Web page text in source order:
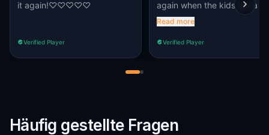
it again!♡♡♡♡♡
Verified Player
again when the kids are a
older
Read more
Verified Player
Häufig gestellte Fragen